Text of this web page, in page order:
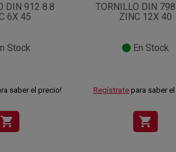
DIN 912 8.8
6X 45
Stock
saber el precio!
shopping_cart
TORNILLO DIN
ZINC 12X 40
En Stock
Regístrate para saber
shopping_cart